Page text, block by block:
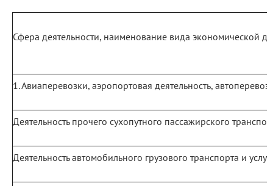
Сфера деятельности, наименование вида экономической
1. Авиаперевозки, аэропортовая деятельность,
Деятельность прочего сухопутного пассажирского
Деятельность автомобильного грузового транспорта и